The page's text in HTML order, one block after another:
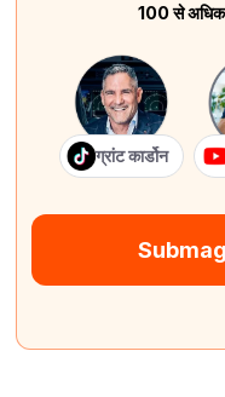
100 से अधिक
ग्रांट कार्डोन